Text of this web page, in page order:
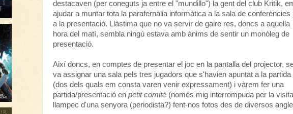
destacaven (per coneguts ja entre el "mundillo") la gent del club Kritik,
ajudar a muntar tota la parafernàlia informàtica a la sala de conferències
a la presentació. Llàstima que no va servir de gaire res, doncs a aquella
hora del matí, sembla ningú estava amb ànims de sentir un monòleg de
presentació.
Així doncs, en comptes de presentar el joc en la pantalla del projector,
va assignar una sala pels tres jugadors que s'havien apuntat a la partida
(dos dels quals em consta varen venir expressament) i vàrem fer una
partida/presentació en petit comitè (només mig interrompuda per la visita
llampec d'una senyora (periodista?) fent-nos fotos des de diversos